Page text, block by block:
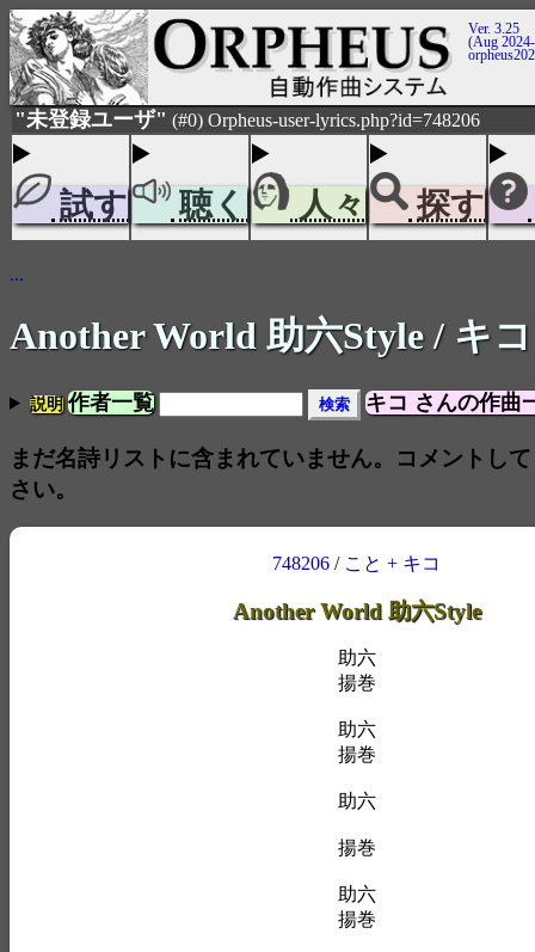
Ver. 3.25
(Aug
"未登録ユーザ" (#0) Orpheus-user-lyrics.php?id=748206
試す 聴く 人々 探す
...
Another World 助六Style/ キコ
説明 作者一覧 キコ さんの作曲
まだ名詩リストに含まれていません。コメントし
さい。
748206 / こと + キコ
Another World 助六Style
助六
揚巻
助六
揚巻
助六
揚巻
助六
揚巻